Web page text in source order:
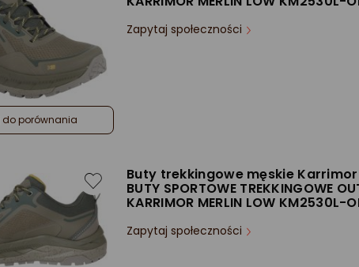
porównania
Zapytaj społeczności
Buty trekkingowe męskie Karrimor
BUTY SPORTOWE TREKKINGOWE
KARRIMOR MERLIN LOW KM2530L-
Zapytaj społeczności